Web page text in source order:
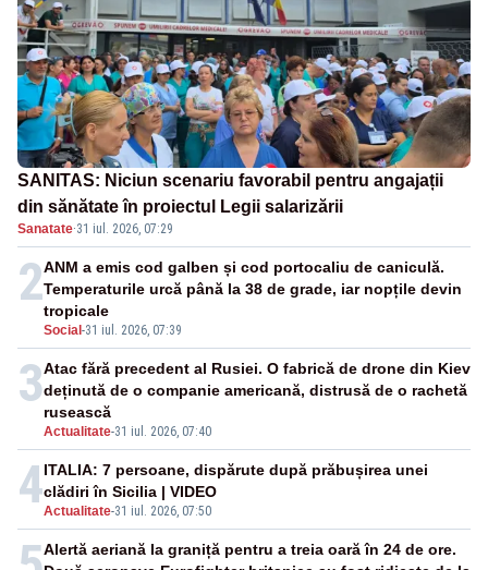
SANITAS: Niciun scenariu favorabil pentru angajații
din sănătate în proiectul Legii salarizării
Sanatate·31 iul. 2026, 07:29
2
Social -31 iul. 2026, 07:39
ANM a emis cod galben și cod portocaliu de caniculă.
Temperaturile urcă până la 38 de grade, iar nopțile devin
tropicale
3
Actualitate-31 iul. 2026, 07:40
Atac fără precedent al Rusiei. O fabrică de drone din Kiev
deținută de o companie americană, distrusă de o rachetă
rusească
4Actualitate-31 iul. 2026, 07:50
ITALIA: 7 persoane, dispărute după prăbușirea unei
clădiri în Sicilia | VIDEO
Alertă aeriană la graniță pentru a treia oară în 24 de ore.